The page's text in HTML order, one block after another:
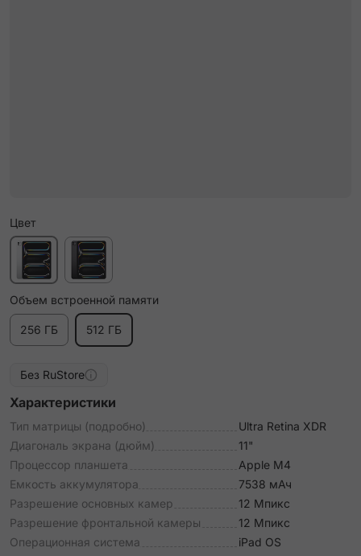
Цвет
Объем встроенной памяти
256 ГБ 512 ГБ
Без RuStore
Характеристики
Тип матрицы (подробно)
Ultra Retina XDR
Диагональ экрана (дюйм)
11"
Процессор планшета
Apple М4
Емкость аккумулятора
7538 мАч
Разрешение основных камер
12 Мпикс
Разрешение фронтальной камеры
12 Мпикс
Операционная система
iPad OS